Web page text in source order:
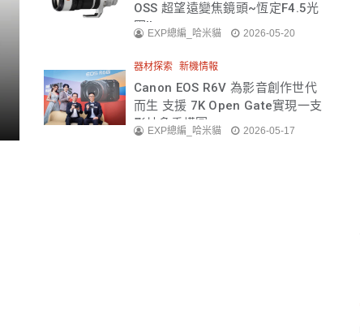
OSS 超望遠變焦鏡頭~恆定F4.5光
圈!!EXP總編_哈米貓 2026-05-20
器材探索 新機情報
Canon EOS R6V 為影音創作世代
而生 支援 7K Open Gate實現一支
影片多重構圖
EXP總編_哈米貓 2026-05-17